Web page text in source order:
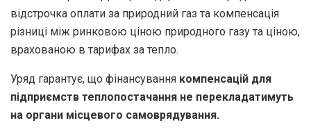
відстрочка оплати за природний газ та компенсація
різниці між ринковою ціною природного газу та ціною,
врахованою в тарифах за тепло.
Уряд гарантує, що фінансування компенсацій для
підприємств теплопостачання не перекладатимуть
на органи місцевого самоврядування.